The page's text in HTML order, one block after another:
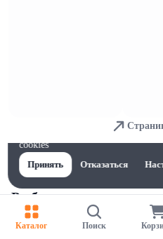
Рыба копченая
Каталог Поиск
Для обеспечения удобства
cookies
Принять
Отказаться